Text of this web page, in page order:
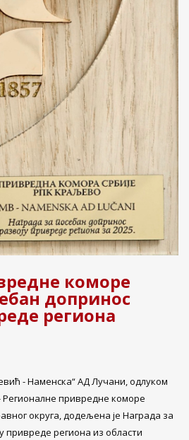
коморе
допринос
региона
- Наменска“ АД Лучани, одлуком
Регионалне привредне коморе
округа, додељена је Награда за
привреде региона из области